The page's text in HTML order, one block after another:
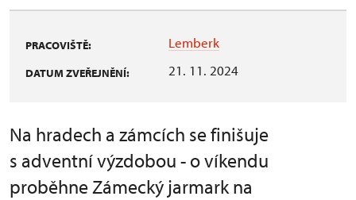
PRACOVIŠTĚ: Lemberk
DATUM ZVEŘEJNĚNÍ: 21. 11. 2024
Na hradech a zámcích se finišuje
s adventní výzdobou - o víkendu
proběhne Zámecký jarmark na